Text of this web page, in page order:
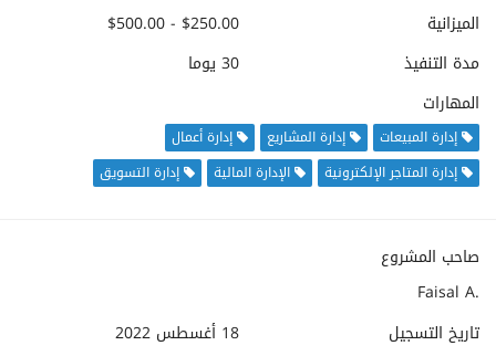
الميزانية
$250.00 - $500.00
مدة التنفيذ
30 يوما
المهارات
إدارة المبيعات إدارة المشاريع
إدارة أعمال
إدارة المتاجر الإلكترونية
الإدارة المالية إدارة التسويق
صاحب المشروع
Faisal A.
تاريخ التسجيل
18 أغسطس 2022